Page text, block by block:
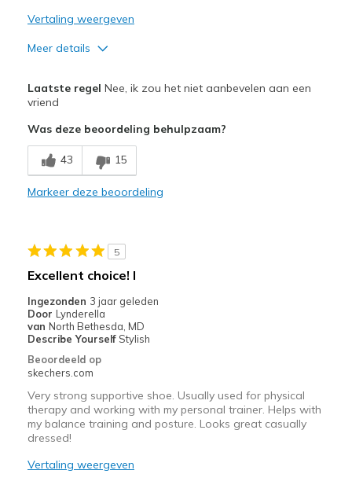
Vertaling weergeven
Meer details
Attractive Design
Minpunten
Poor Cushioning
Beste toepassingen
Width
Feels true to width
Sizing
Feels true to size
Laatste regel Nee, ik zou het niet aanbevelen aan een
vriend
Was deze beoordeling behulpzaam?
43 15
Markeer deze beoordeling
5
Excellent choice! I
Ingezonden 3 jaar geleden
Door Lynderella
van North Bethesda, MD
Describe Yourself Stylish
Beoordeeld op
skechers.com
Very strong supportive shoe. Usually used for physical
therapy and working with my personal trainer. Helps with
my balance training and posture. Looks great casually
dressed!
Vertaling weergeven